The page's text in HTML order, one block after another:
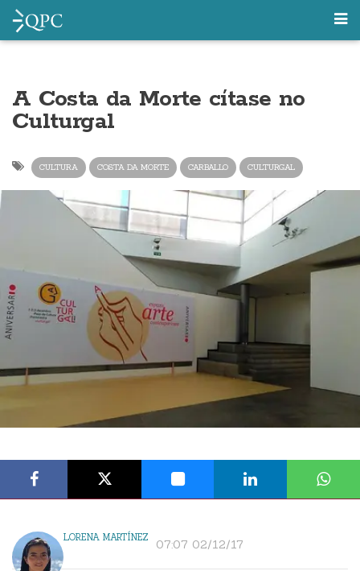
A Costa da Morte cítase no
Culturgal
CULTURA COSTA DA MORTE CARBALLO CULTURGAL
LORENA MARTÍNEZ 07:07 02/12/17